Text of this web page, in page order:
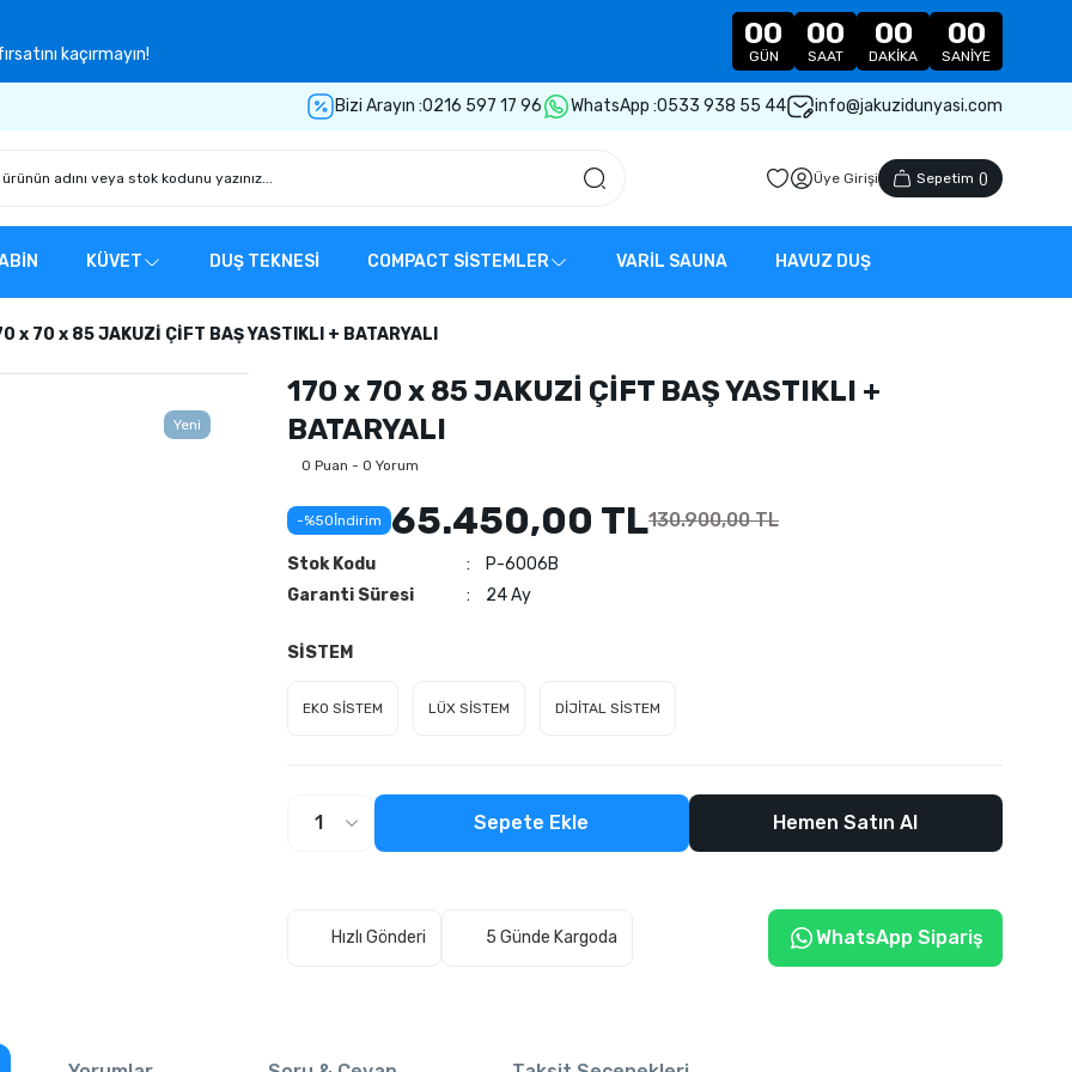
kaçırmayın!
00
GÜN
00
SAAT
00
DAKIKA
00
SANIYE
Bizi Arayın :0216 597 17 96 WhatsApp :0533 938 55 44 info@jakuzidunyasi.com
Üye Girişi Sepetim ()
KÜVET DUŞ TEKNESİ COMPACT SİSTEMLER VARİL SAUNA HAVUZ DUŞ
x 70 x 85 JAKUZİ ÇİFT BAŞ YASTIKLI + BATARYALI
Yeni
170 x 70 x 85 JAKUZİ ÇİFT BAŞ YASTIKLI +
BATARYALI
0 Puan - 0 Yorum
-%50İndirim 65.450,00 TL130.900,00 TL
Stok Kodu
P-6006B
Garanti Süresi
24 Ay
SİSTEM
EKO SİSTEM LÜX SİSTEM DİJİTAL SİSTEM
Sepete Ekle Hemen Satın Al
Hızlı Gönderi 5 Günde Kargoda WhatsApp Sipariş